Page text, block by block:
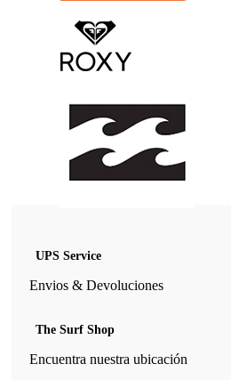
UPS Service
Envios & Devoluciones
The Surf Shop
Encuentra nuestra ubicación